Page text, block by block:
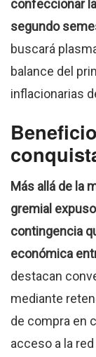
confeccionar
segundo
buscará
balance del
inflacionarias
Más allá de la
gremial
contingencia
económica
destacan
mediante
de compra en
acceso a la